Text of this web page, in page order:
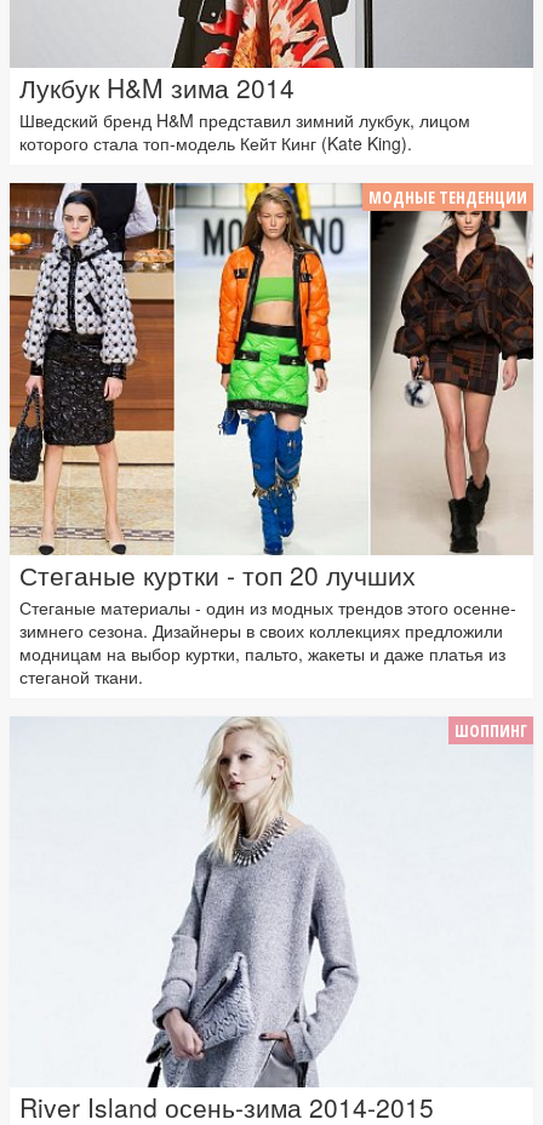
Лукбук H&M зима 2014
Шведский бренд H&M представил зимний лукбук, лицом
которого стала топ-модель Кейт Кинг (Kate King).
МОДНЫЕ ТЕНДЕНЦИИ
Стеганые куртки - топ 20 лучших
Стеганые материалы - один из модных трендов этого осенне-
зимнего сезона. Дизайнеры в своих коллекциях предложили
модницам на выбор куртки, пальто, жакеты и даже платья из
стеганой ткани.
ШОППИНГ
River Island осень-зима 2014-2015